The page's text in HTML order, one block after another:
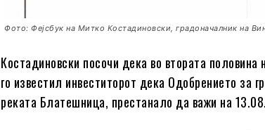
Фото: Фејсбук на Митко Костадиновски, градоначалник на
Костадиновски посочи дека во втората
го известил инвеститорот дека Одобрението за
реката Блатешница, престанало да важи на